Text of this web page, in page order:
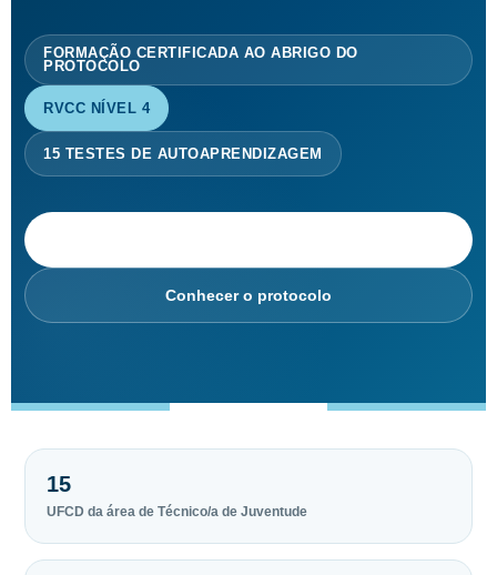
FORMAÇÃO CERTIFICADA AO ABRIGO DO
PROTOCOLO
RVCC NÍVEL 4
15 TESTES DE AUTOAPRENDIZAGEM
Conhecer o protocolo
15
UFCD da área de Técnico/a de Juventude